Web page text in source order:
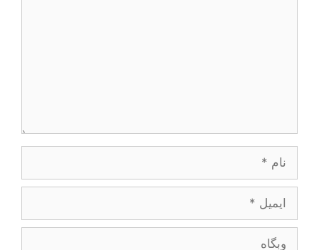
ایمیل
وبگاه